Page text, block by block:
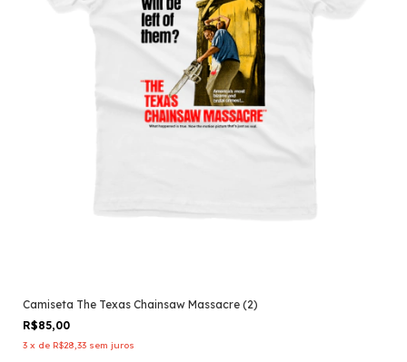
Camiseta The Texas Chainsaw Massacre (2)
R$85,00
3 x de R$28,33 sem juros